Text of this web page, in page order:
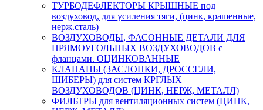
ТУРБОДЕФЛЕКТОРЫ КРЫШНЫЕ под
воздуховод, для усиления тяги, (цинк, крашенные,
нерж.сталь)
ВОЗДУХОВОДЫ, ФАСОННЫЕ ДЕТАЛИ ДЛЯ
ПРЯМОУГОЛЬНЫХ ВОЗДУХОВОДОВ с
фланцами. ОЦИНКОВАННЫЕ
КЛАПАНЫ (ЗАСЛОНКИ, ДРОССЕЛИ,
ШИБЕРЫ) для систем КРГЛЫХ
ВОЗДУХОВОДОВ (ЦИНК, НЕРЖ, МЕТАЛЛ)
ФИЛЬТРЫ для вентиляционных систем (ЦИНК,